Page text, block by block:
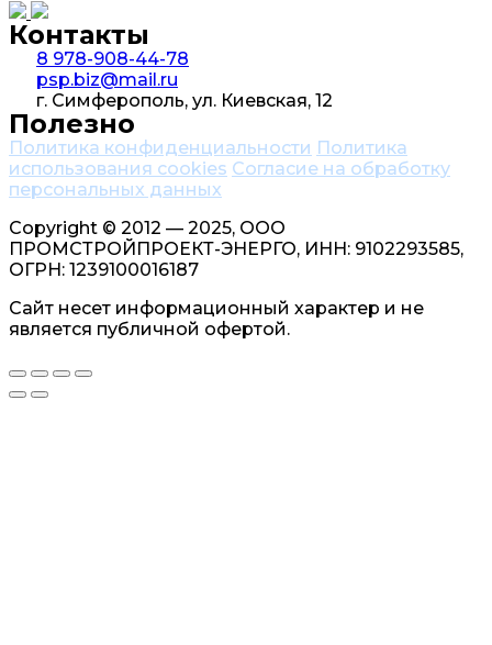
Контакты
8 978-908-44-78
psp.biz@mail.ru
г. Симферополь, ул. Киевская, 12
Полезно
Политика конфиденциальности Политика
использования cookies Согласие на обработку
персональных данных
Copyright © 2012 — 2025, ООО
ПРОМСТРОЙПРОЕКТ-ЭНЕРГО, ИНН: 9102293585,
ОГРН: 1239100016187
Сайт несет информационный характер и не
является публичной офертой.